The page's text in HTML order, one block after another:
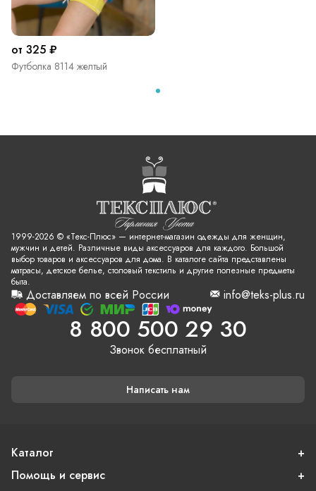
от 325 ₽
Футболка 8114 желтый
1999-2026 © «Текс-Плюс» — интернет-магазин одежды для женщин,
мужчин и детей. Различные виды аксессуаров для каждого. Большой
выбор товаров и аксессуаров для дома. В каталоге сайта представлены
матрасы, детское белье, столовый текстиль и другие полезные предметы
быта.
Доставляем по всей России info@teks-plus.ru
8 800 500 29 30
Звонок бесплатный
Написать нам
Каталог
Помощь и сервис